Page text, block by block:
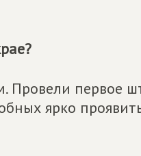
Провели первое
ярко